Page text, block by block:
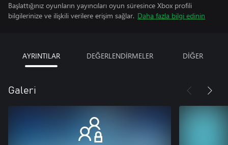
Başlattığınız oyunların yayıncıları oyun süresince Xbox profili
bilgilerinize ve ilişkili verilere erişim sağlar. Daha fazla bilgi edinin
AYRINTILAR DEĞERLENDİRMELER DİĞER
Galeri